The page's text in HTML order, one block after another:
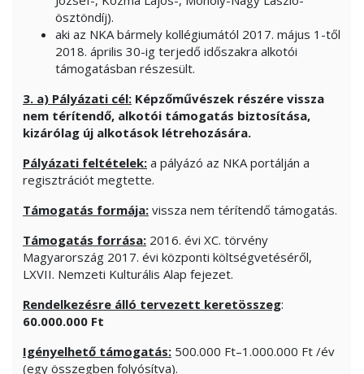
ösztöndíj).
aki az NKA bármely kollégiumától 2017. május 1-től
2018. április 30-ig terjedő időszakra alkotói
támogatásban részesült.
3. a) Pályázati cél: Képzőművészek részére vissza
nem térítendő, alkotói támogatás biztosítása,
kizárólag új alkotások létrehozására.
Pályázati feltételek: a pályázó az NKA portálján a
regisztrációt megtette.
Támogatás formája: vissza nem térítendő támogatás.
Támogatás forrása: 2016. évi XC. törvény
Magyarország 2017. évi központi költségvetéséről,
LXVII. Nemzeti Kulturális Alap fejezet.
Rendelkezésre álló tervezett keretösszeg:
60.000.000 Ft
Igényelhető támogatás: 500.000 Ft–1.000.000 Ft /év
(egy összegben folyósítva).